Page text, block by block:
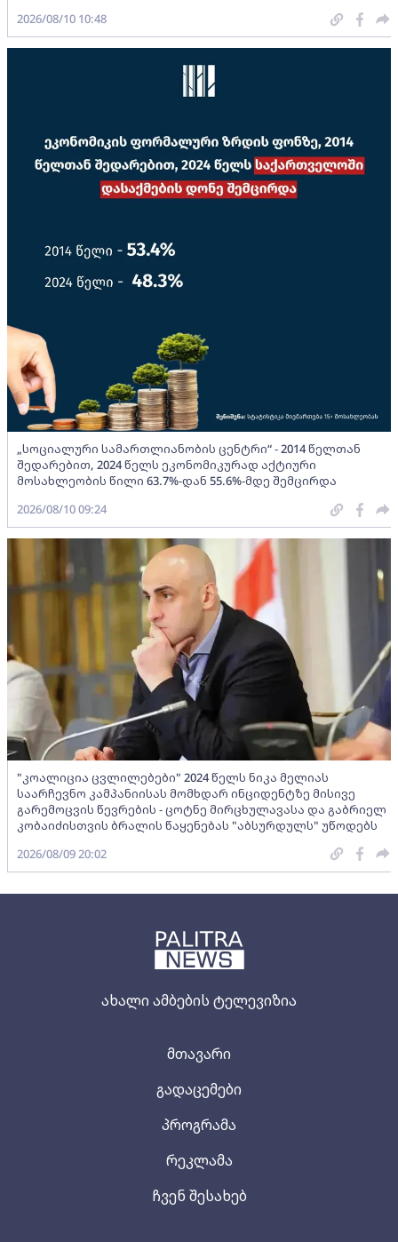
ახალი ამბების ტელევიზია
მთავარი
გადაცემები
პროგრამა
რეკლამა
ჩვენ შესახებ
2026/08/10 10:48
„სოციალური სამართლიანობის ცენტრი“ - 2014 წელთან
შედარებით, 2024 წელს ეკონომიკურად აქტიური
მოსახლეობის წილი 63.7%-დან 55.6%-მდე შემცირდა
2026/08/10 09:24
"კოალიცია ცვლილებები" 2024 წელს ნიკა მელიას
საარჩევნო კამპანიისას მომხდარ ინციდენტზე მისივე
გარემოცვის წევრების - ცოტნე მირცხულავასა და გაბრიელ
კობაიძისთვის ბრალის წაყენებას "აბსურდულს" უწოდებს
2026/08/09 20:02